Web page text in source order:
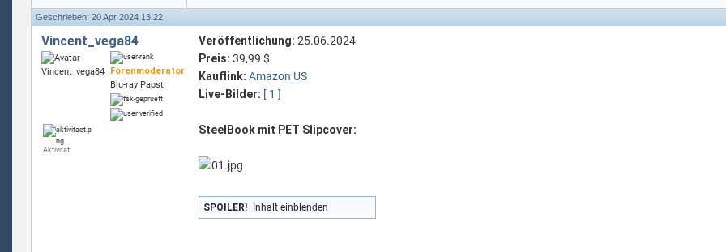
Geschrieben: 20 Apr 2024 13:22
Vincent_vega84
Forenmoderator
Blu-ray Papst
Aktivität:
Veröffentlichung: 25.06.2024
Preis: 39,99 $
Kauflink: Amazon US
Live-Bilder: [ 1 ]
SteelBook mit PET Slipcover:
SPOILER! Inhalt einblenden